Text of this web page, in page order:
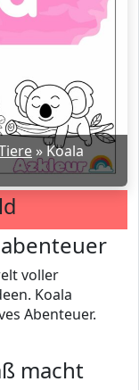
»Koala
voller
Koala
Abenteuer.
macht